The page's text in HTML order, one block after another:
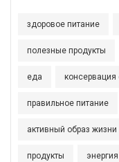
здоровое питание
полезные продукты
еда
правильное питание
активный образ жизни
продукты энергия